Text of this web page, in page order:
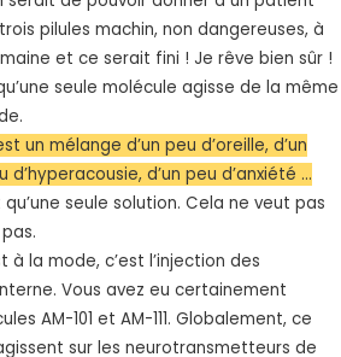
pilules machin, non dangereuses, à
et ce serait fini ! Je rêve bien sûr !
seule molécule agisse de la même
un mélange d’un peu d’oreille, d’un
d’hyperacousie, d’un peu d’anxiété …
qu’une seule solution. Cela ne veut pas
à la mode, c’est l’injection des
Vous avez eu certainement
AM-101 et AM-111. Globalement, ce
sur les neurotransmetteurs de